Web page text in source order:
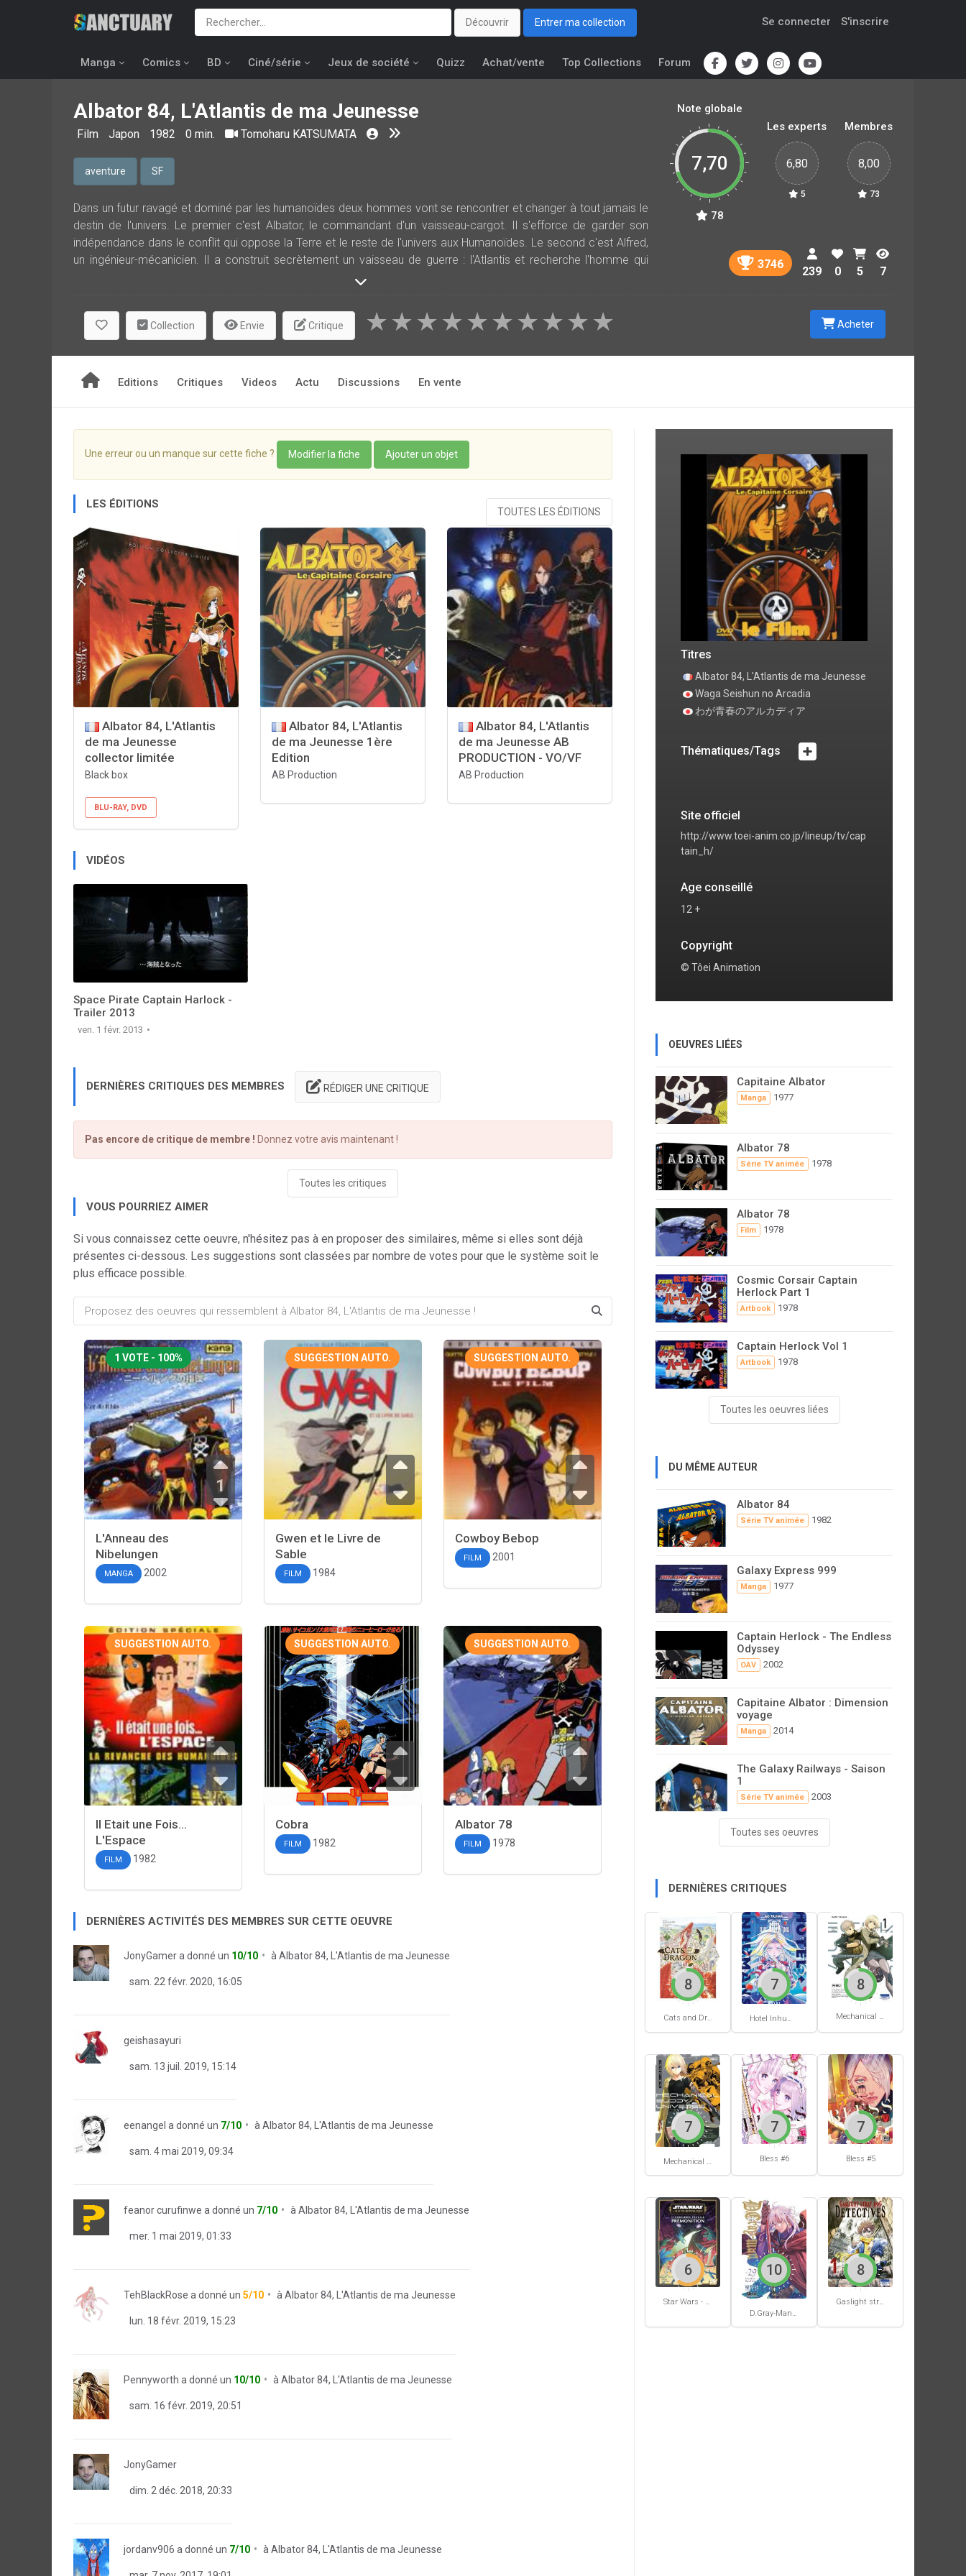
Découvrir Entrer ma collection Se connecter S'inscrire
Manga Comics BD Ciné/série Jeux de société Quizz Achat/vente Top Collections Forum
Albator 84, L'Atlantis de ma Jeunesse
Film Japon 1982 0 min. Tomoharu KATSUMATA
aventure SF
Dans un futur ravagé et dominé par les humanoïdes deux hommes vont se rencontrer et changer à tout jamais le
destin de l'univers. Le premier c'est Albator, le commandant d'un vaisseau-cargot. Il s'efforce de garder son
indépendance dans le conflit qui oppose la Terre et le reste de l'univers aux Humanoïdes. Le second c'est Alfred,
un ingénieur-mécanicien. Il a construit secrètement un vaisseau de guerre : l'Atlantis et recherche l'homme qui
Note globale
7,70
78
Les experts
6,80
5
Membres
8,00
73
3746
239 0 5 7
Collection Envie Critique ★
★
★
★
★
★
★
★
★
★ Acheter
Editions Critiques Videos Actu Discussions En vente
Une erreur ou un manque sur cette fiche ? Modifier la fiche Ajouter un objet
LES ÉDITIONS
TOUTES LES ÉDITIONS
Albator 84, L'Atlantis
de ma Jeunesse
collector limitée
Black box
BLU-RAY, DVD
Albator 84, L'Atlantis
de ma Jeunesse 1ère
Edition
AB Production
Albator 84, L'Atlantis
de ma Jeunesse AB
PRODUCTION - VO/VF
AB Production
VIDÉOS
Space Pirate Captain Harlock -
Trailer 2013
ven. 1 févr. 2013
DERNIÈRES CRITIQUES DES MEMBRES RÉDIGER UNE CRITIQUE
Pas encore de critique de membre ! Donnez votre avis maintenant !
Toutes les critiques
VOUS POURRIEZ AIMER
Si vous connaissez cette oeuvre, n'hésitez pas à en proposer des similaires, même si elles sont déjà
présentes ci-dessous. Les suggestions sont classées par nombre de votes pour que le système soit le
plus efficace possible.
1 VOTE - 100%
1
L'Anneau des
Nibelungen
MANGA 2002
SUGGESTION AUTO.
Gwen et le Livre de
Sable
FILM 1984
SUGGESTION AUTO.
Cowboy Bebop
FILM 2001
SUGGESTION AUTO.
Il Etait une Fois...
L'Espace
FILM 1982
SUGGESTION AUTO.
Cobra
FILM 1982
SUGGESTION AUTO.
Albator 78
FILM 1978
DERNIÈRES ACTIVITÉS DES MEMBRES SUR CETTE OEUVRE
JonyGamera donné un 10/10 à Albator 84, L'Atlantis de ma Jeunesse
sam. 22 févr. 2020, 16:05
geishasayuri
sam. 13 juil. 2019, 15:14
eenangel a donné un 7/10 à Albator 84, L'Atlantis de ma Jeunesse
sam. 4 mai 2019, 09:34
feanor curufinwe a donné un 7/10 à Albator 84, L'Atlantis de ma Jeunesse
mer. 1 mai 2019, 01:33
TehBlackRose a donné un 5/10 à Albator 84, L'Atlantis de ma Jeunesse
lun. 18 févr. 2019, 15:23
Pennyworth a donné un 10/10 à Albator 84, L'Atlantis de ma Jeunesse
sam. 16 févr. 2019, 20:51
JonyGamer
dim. 2 déc. 2018, 20:33
jordanv906 a donné un 7/10 à Albator 84, L'Atlantis de ma Jeunesse
Titres
Albator 84, L'Atlantis de ma Jeunesse
Waga Seishun no Arcadia
わが青春のアルカディア
Thématiques/Tags
Site officiel
http://www.toei-anim.co.jp/lineup/tv/cap
tain_h/
Age conseillé
12 +
Copyright
© Tôei Animation
OEUVRES LIÉES
Capitaine Albator
Manga 1977
Albator 78
Série TV animée 1978
Albator 78
Film 1978
Cosmic Corsair Captain
Herlock Part 1
Artbook 1978
Captain Herlock Vol 1
Artbook 1978
Toutes les oeuvres liées
DU MÊME AUTEUR
Albator 84
Série TV animée 1982
Galaxy Express 999
Manga 1977
Captain Herlock - The Endless
Odyssey
OAV 2002
Capitaine Albator : Dimension
voyage
Manga 2014
The Galaxy Railways - Saison
1
Série TV animée 2003
Toutes ses oeuvres
DERNIÈRES CRITIQUES
Cats and Dragon #3
8
Hotel Inhumans #1
7
Mechanical Buddy Universe #1
8
Mechanical Buddy Universe #0
7
Bless #6
7
Bless #5
7
6
D.Gray-Man #29
10 8